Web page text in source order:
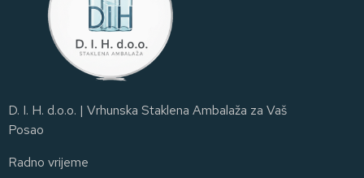
D. I. H. d.o.o. | Vrhunska Staklena Ambalaža za Vaš
Posao
Radno vrijeme